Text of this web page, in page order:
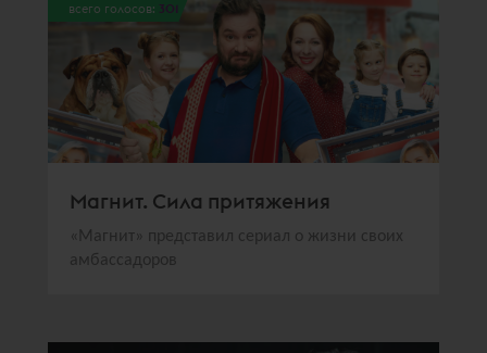
всего голосов: 301
Магнит. Сила притяжения
«Магнит» представил сериал о жизни своих
амбассадоров